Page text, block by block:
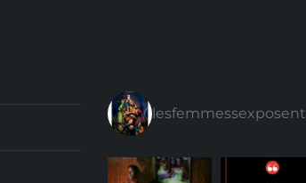
lesfemmessexposent